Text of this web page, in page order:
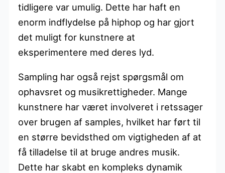
tidligere var umulig. Dette har haft en
enorm indflydelse på hiphop og har gjort
det muligt for kunstnere at
eksperimentere med deres lyd.
Sampling har også rejst spørgsmål om
ophavsret og musikrettigheder. Mange
kunstnere har været involveret i retssager
over brugen af samples, hvilket har ført til
en større bevidsthed om vigtigheden af at
få tilladelse til at bruge andres musik.
Dette har skabt en kompleks dynamik